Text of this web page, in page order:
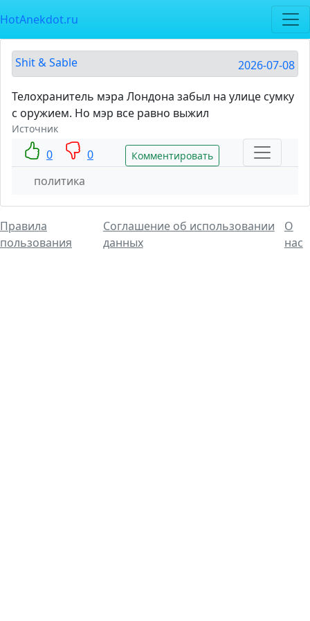
HotAnekdot.ru
Shit & Sable 2026-07-08
Телохранитель мэра Лондона забыл на улице сумку
с оружием. Но мэр все равно выжил
Источник
0 0 Комментировать
политика
Правила
пользования
Соглашение об использовании
данных
О
нас